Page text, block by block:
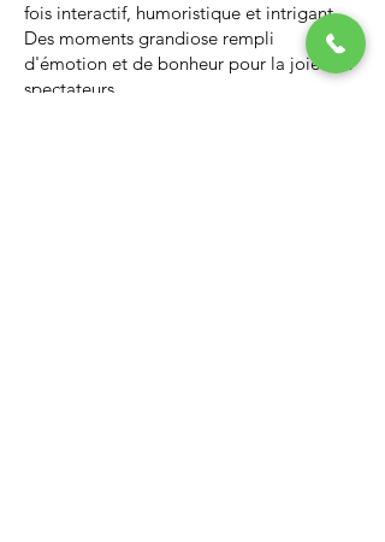
fois interactif, humoristique et intrigant.
Des moments grandiose rempli
d'émotion et de bonheur pour la joie des
spectateurs.